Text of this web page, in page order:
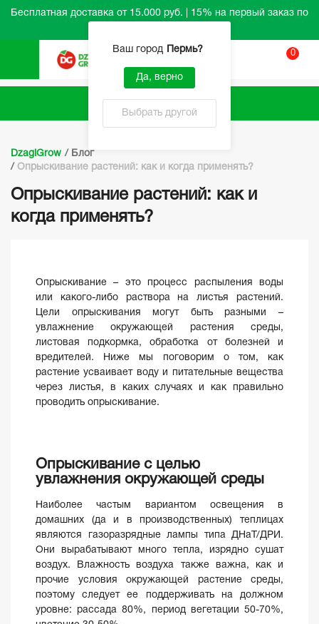
Бесплатная доставка от 15.000 руб. | 15% на первый заказ по
Ваш город Пермь?
Да, верно
Выбрать другой
0
DzagiGrow / Блог
/ Опрыскивание растений: как и когда применять?
Опрыскивание растений: как и
когда применять?
Опрыскивание – это процесс распыления воды
или какого-либо раствора на листья растений.
Цели опрыскивания могут быть разными –
увлажнение окружающей растения среды,
листовая подкормка, обработка от болезней и
вредителей. Ниже мы поговорим о том, как
растение усваивает воду и питательные вещества
через листья, в каких случаях и как правильно
проводить опрыскивание.
Опрыскивание с целью
увлажнения окружающей среды
Наиболее частым вариантом освещения в
домашних (да и в производственных) теплицах
являются газоразрядные лампы типа ДНаТ/ДРИ.
Они вырабатывают много тепла, изрядно сушат
воздух. Влажность воздуха также важна, как и
прочие условия окружающей растение среды,
поэтому следует ее поддерживать на должном
уровне: рассада 80%, период вегетации 50-70%,